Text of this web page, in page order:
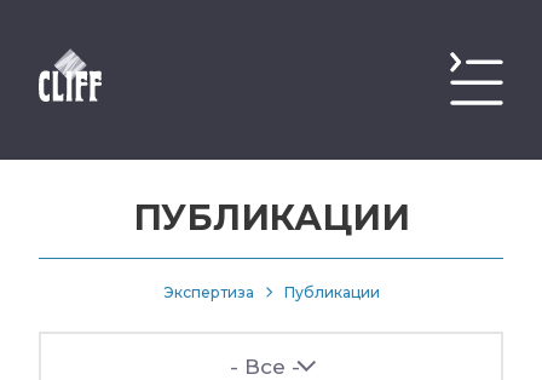
ПУБЛИКАЦИИ
Экспертиза Публикации
- Все -